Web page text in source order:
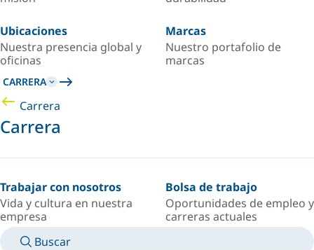
Ubicaciones
Nuestra presencia global y
oficinas
Marcas
Nuestro portafolio de
marcas
CARRERA
Carrera
Carrera
Trabajar con nosotros
Vida y cultura en nuestra
empresa
Bolsa de trabajo
Oportunidades de empleo y
carreras actuales
Buscar